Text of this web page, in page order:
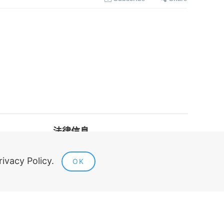
法律信息
公开要约
隐私政策
Policy. OK